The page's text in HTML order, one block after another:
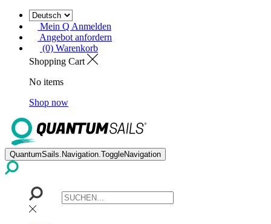
Mein Q Anmelden
Angebot anfordern
(0) Warenkorb
Shopping Cart
No items
Shop now
QuantumSails.Navigation.ToggleNavigation